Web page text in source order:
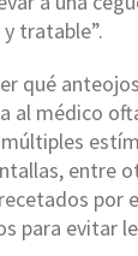
tratable”.
qué
al médico
entre
por
para evitar